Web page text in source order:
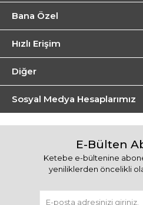
Bana Özel
Hızlı Erişim
Diğer
Sosyal Medya Hesaplarımız
E-Bülten
Ketebe e-bültenine
yeniliklerden öncelikli